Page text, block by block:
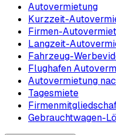
Autovermietung
Kurzzeit-
Firmen-
Langzeit-
Fahrzeug-
Flughafen
Autovermietung
Tagesmiete
Gebrauchtwagen-